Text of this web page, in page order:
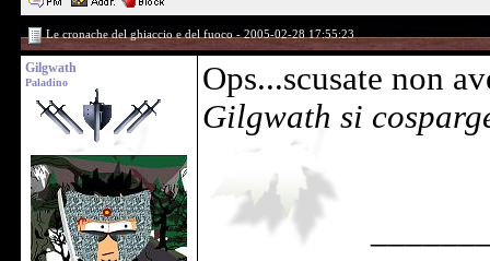
Le cronache del ghiaccio e del fuoco - 2005-02-28 17:55:23
Gilgwath
Paladino
Ops...scusate non
Gilgwath si